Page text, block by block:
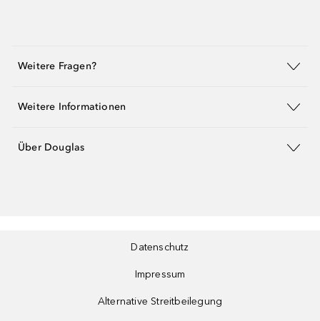
Weitere Fragen?
Weitere Informationen
Über Douglas
Datenschutz
Impressum
Alternative Streitbeilegung